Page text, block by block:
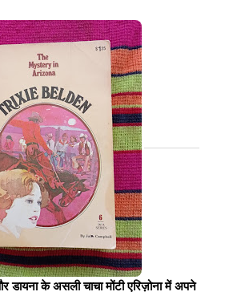
के असली चाचा मोंटी एरिज़ोना में अपने